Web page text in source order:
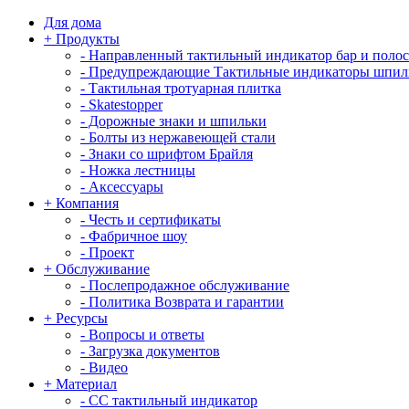
Для дома
+ Продукты
- Направленный тактильный индикатор бар и
- Предупреждающие Тактильные индикаторы
- Тактильная тротуарная плитка
- Skatestopper
- Дорожные знаки и шпильки
- Болты из нержавеющей стали
- Знаки со шрифтом Брайля
- Ножка лестницы
- Аксессуары
+ Компания
- Честь и сертификаты
- Фабричное шоу
- Проект
+ Обслуживание
- Послепродажное обслуживание
- Политика Возврата и гарантии
+ Ресурсы
- Вопросы и ответы
- Загрузка документов
- Видео
+ Материал
- СС тактильный индикатор